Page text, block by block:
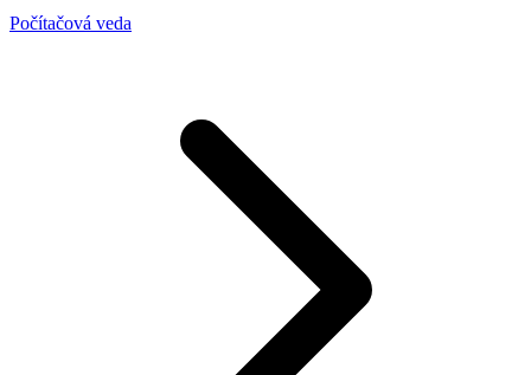
Počítačová veda